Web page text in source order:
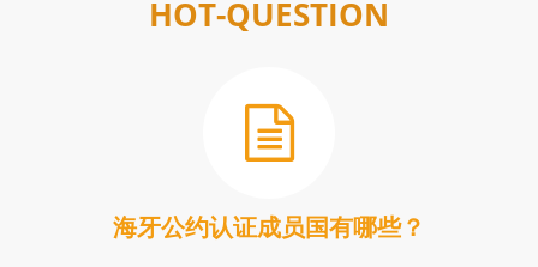
HOT-QUESTION
海牙公约认证成员国有哪些？